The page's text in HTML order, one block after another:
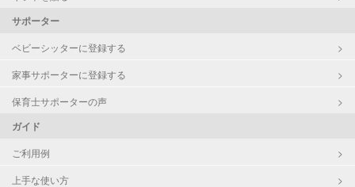
サポーター
ベビーシッターに登録する
家事サポーターに登録する
保育士サポーターの声
ガイド
ご利用例
上手な使い方